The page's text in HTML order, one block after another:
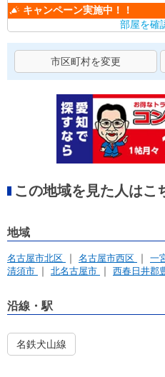
キャンペーン実施中！！
部屋を確
市区町村を変更
この地域を見た人はこ
地域
名古屋市北区 名古屋市西区 一
清須市
北名古屋市 西春日井郡
沿線・駅
名鉄犬山線